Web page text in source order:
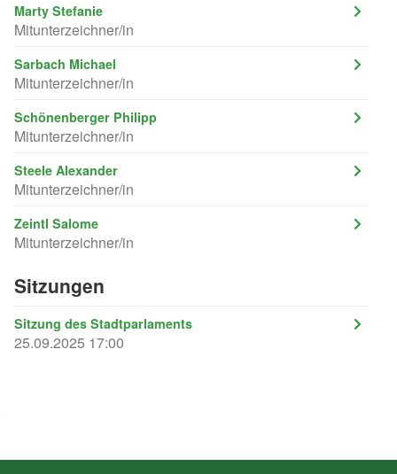
Marty Stefanie
Mitunterzeichner/in
Sarbach Michael
Mitunterzeichner/in
Schönenberger Philipp
Mitunterzeichner/in
Steele Alexander
Mitunterzeichner/in
Zeintl Salome
Mitunterzeichner/in
Sitzungen
Sitzung des Stadtparlaments
25.09.2025 17:00